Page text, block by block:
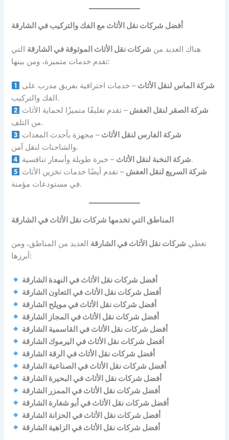
أفضل شركات نقل الأثاث مع الفك والتركيب في الشارقة
هناك العديد من شركات نقل الأثاث الموثوقة في الشارقة التي
تقدم خدمات متميزة، ومن بينها:
شركة الماس لنقل الأثاث – خدمات احترافية بفريق مدرب على
الفك والتركيب.
شركة الصقر لنقل العفش – تقدم تغليفًا متميزًا لحماية الأثاث
من التلف.
شركة الفارس لنقل الأثاث – مجهزة بأحدث المعدات
والشاحنات لنقل آمن.
شركة النخبة لنقل الأثاث– خبرة طويلة وأسعار تنافسية.
شركة السريع لنقل العفش – تقدم أيضًا خدمات تخزين الأثاث
في مستودعات مؤمنة.
المناطق التي تخدمها شركات نقل الأثاث في الشارقة
تغطي شركات نقل الأثاث في الشارقة العديد من المناطق، ومن
أبرزها:
أفضل شركات نقل الأثاث في النهدة الشارقة
أفضل شركات نقل الأثاث في التعاون الشارقة
أفضل شركات نقل الأثاث في مويلح الشارقة
أفضل شركات نقل الأثاث في المجاز الشارقة
أفضل شركات نقل الأثاث في القاسمية الشارقة
أفضل شركات نقل الأثاث في اليرموك الشارقة
أفضل شركات نقل الأثاث في الرقة الشارقة
أفضل شركات نقل الأثاث في الصناعية الشارقة
أفضل شركات نقل الأثاث في البحيرة الشارقة
أفضل شركات نقل الأثاث في الممزر الشارقة
أفضل شركات نقل الأثاث في أبو شغارة الشارقة
أفضل شركات نقل الأثاث في الحزانة الشارقة
أفضل شركات نقل الأثاث في الزاهية الشارقة